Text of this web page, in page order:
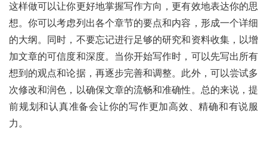
这样做可以让你更好地掌握写作方向，更有效地表达你的思
想。你可以考虑列出各个章节的要点和内容，形成一个详细
的大纲。同时，不要忘记进行足够的研究和资料收集，以增
加文章的可信度和深度。当你开始写作时，可以先写出所有
想到的观点和论据，再逐步完善和调整。此外，可以尝试多
次修改和润色，以确保文章的流畅和准确性。总的来说，提
前规划和认真准备会让你的写作更加高效、精确和有说服
力。